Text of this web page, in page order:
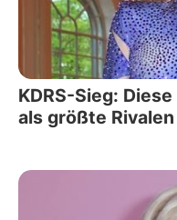
KDRS-Sieg:
als größte Rivalen